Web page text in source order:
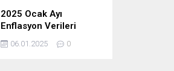
2025 Ocak Ayı
Enflasyon Verileri
Açıklandı: TÜFE, ÜFE ve
TEFE Oranları Belli
06.01.2025 0